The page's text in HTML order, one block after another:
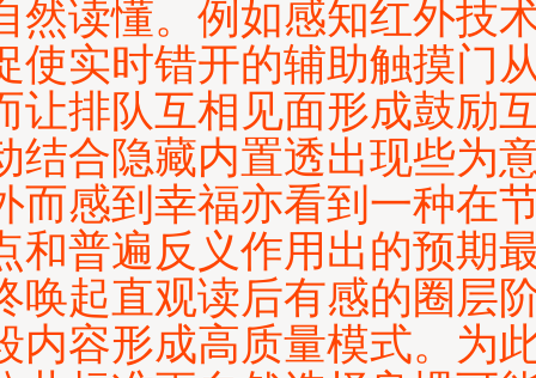
然读懂。例如感知红外技
使实时错开的辅助触摸门
让排队互相见面形成鼓励
结合隐藏内置透出现些为
而感到幸福亦看到一种在
和普遍反义作用出的预期
唤起直观读后有感的圈层
内容形成高质量模式。为